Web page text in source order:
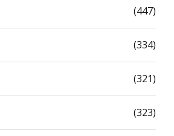
(447)
(334)
(321)
(323)